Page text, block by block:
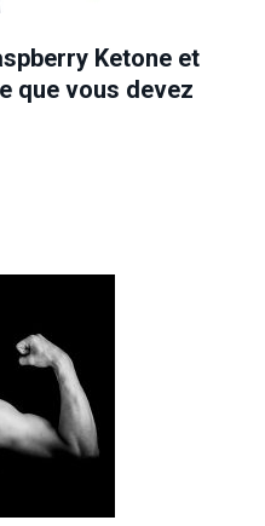
Ketone et
que vous devez